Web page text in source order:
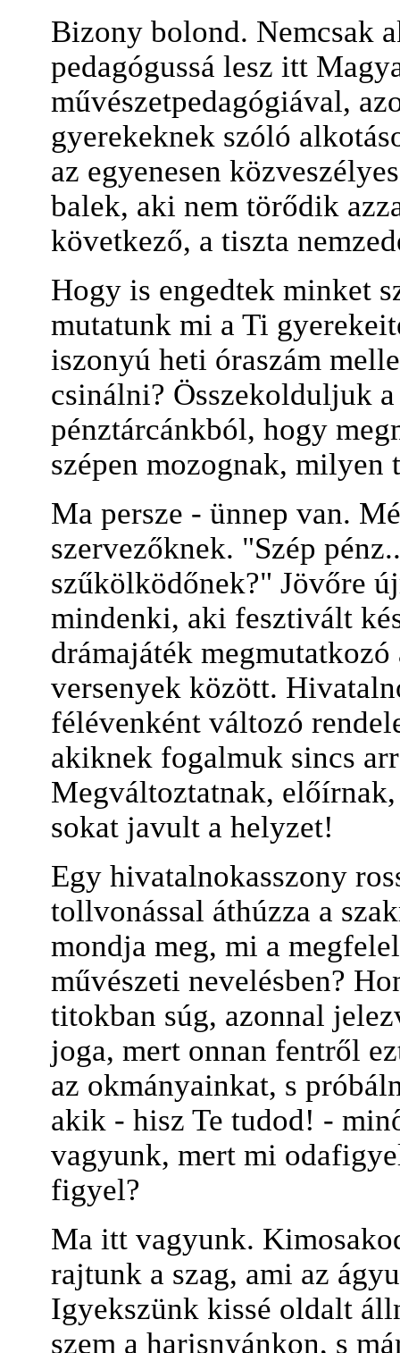
Bizony bolond. Nemcsak
pedagógussá lesz itt
művészetpedagógiával,
gyerekeknek szóló
az egyenesen
balek, aki nem törődik
következő, a tiszta
Hogy is engedtek minket
mutatunk mi a Ti
iszonyú heti óraszám
csinálni? Összekolduljuk
pénztárcánkból, hogy
szépen mozognak, milyen
Ma persze - ünnep van.
szervezőknek. "Szép
szűkölködőnek?" Jövőre
mindenki, aki fesztivált
drámajáték
versenyek között.
félévenként változó
akiknek fogalmuk sincs
Megváltoztatnak,
sokat javult a helyzet!
Egy hivatalnokasszony
tollvonással áthúzza a
mondja meg, mi a
művészeti nevelésben?
titokban súg, azonnal
joga, mert onnan fentről
az okmányainkat, s
akik - hisz Te tudod! -
vagyunk, mert mi
figyel?
Ma itt vagyunk.
rajtunk a szag, ami az
Igyekszünk kissé oldalt
szem a harisnyánkon, s